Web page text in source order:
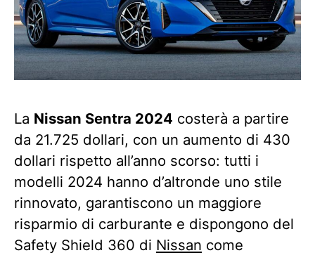
La Nissan Sentra 2024 costerà a partire
da 21.725 dollari, con un aumento di 430
dollari rispetto all’anno scorso: tutti i
modelli 2024 hanno d’altronde uno stile
rinnovato, garantiscono un maggiore
risparmio di carburante e dispongono del
Safety Shield 360 di Nissan come